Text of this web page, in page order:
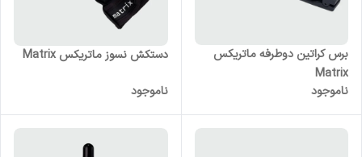
برس کراتین دوطرفه ماتریکس
Matrix
ناموجود
دستکش نسوز ماتریکس Matrix
ناموجود